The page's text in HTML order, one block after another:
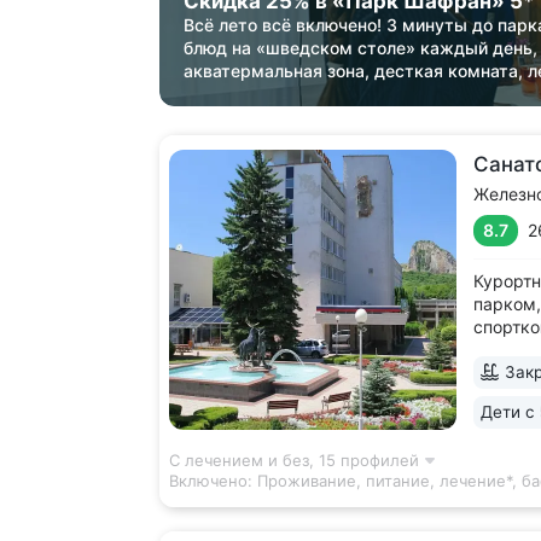
Всё лето всё включено! 3 минуты до
блюд на «шведском столе» каждый день,
акватермальная зона, десткая комната,
8.7
залом
с
Дети с
С лечением и без, 15 профилей
Включено: Проживание, питание, лечение*,